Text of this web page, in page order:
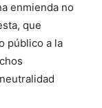
enmienda no
que
público a la